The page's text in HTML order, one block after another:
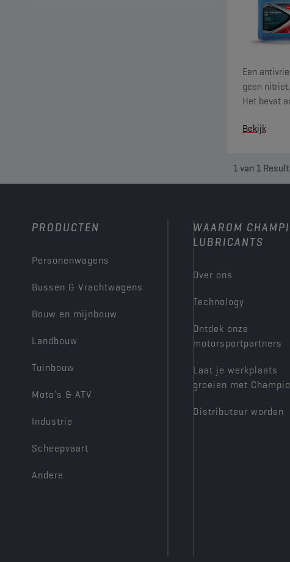
Een
geen
Het bevat
Bekijk
1van 1
PRODUCTEN
Personenwagens
Bussen & Vrachtwagens
Bouw en mijnbouw
Landbouw
Tuinbouw
Moto’s & ATV
Industrie
Scheepvaart
Andere
WAAROM
LUBRICANTS
Over ons
Technology
Ontdek onze
motorsportpartners
Laat je werkplaats
groeien met
Distributeur worden